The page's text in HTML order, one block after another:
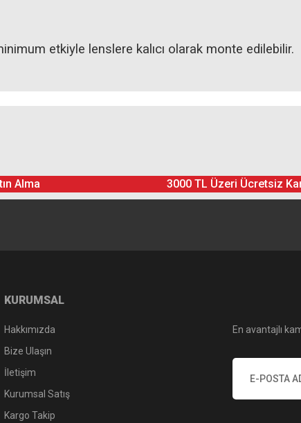
etkiyle lenslere kalıcı olarak monte edilebilir.
Alma 3000 TL Üzeri Ücretsiz
KURUMSAL
Hakkımızda
Bize Ulaşın
İletişim
Kurumsal Satış
Kargo Takip
En avantajlı